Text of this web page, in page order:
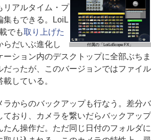
付属の「LoiLoScope FX」
リアルタイム・プ
集もできる。LoiL
でも取り上げた
らだいぶ進化し
ション内のデスクトップに全部ぶちま
だったが、このバージョンではファイル
している。
からのバックアップも行なう。差分バ
ており、カメラを繋いだらバックアップ
たん操作だ。ただ同じ日付のフォルダに